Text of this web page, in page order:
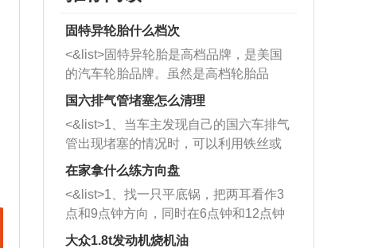
固特异轮胎什么档次
<&list>固特异轮胎是高档品牌，是美国
的汽车轮胎品牌。虽然是高档轮胎品
牌，但是中高低端的轮胎都有生产，这
也是为了更好的开拓市场。
国六排气管堵塞怎么清理
<&list>1、当车主发现自己的国六车排气
管出现堵塞的情况时，可以利用铁丝或
者是细棍，直接将杂物给取出来，如果
堵塞情况比较严重，也可以采取应急措
施。 <&list>2、直接利用木棍将所有的
杂物推到排气管里面的位置处，然后将
三元催化器拆解开，就可以将堵塞的东
在家拿什么练方向盘
<&list>1、找一只平底锅，把两耳看作3
点和9点钟方向，同时在6点钟和12点钟
方向做一个标记。 <&list>2、双手握住
大众1.8t发动机烧机油